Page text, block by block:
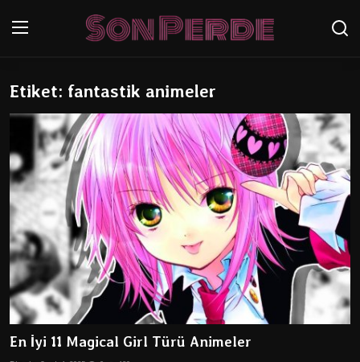
Oturum aç Kayıt Ol
Anasayfa
Genel
İletişim
Anime
Anime Önerileri
Anime Karakterleri
Testler
Etiket: fantastik animeler
En İyi 11 Magical Girl Türü Animeler